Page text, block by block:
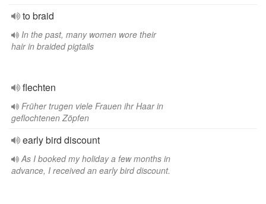
to braid
In the past, many women wore their
hair in braided pigtails
flechten
Früher trugen viele Frauen ihr Haar in
geflochtenen Zöpfen
early bird discount
As I booked my holiday a few months in
advance, I received an early bird discount.